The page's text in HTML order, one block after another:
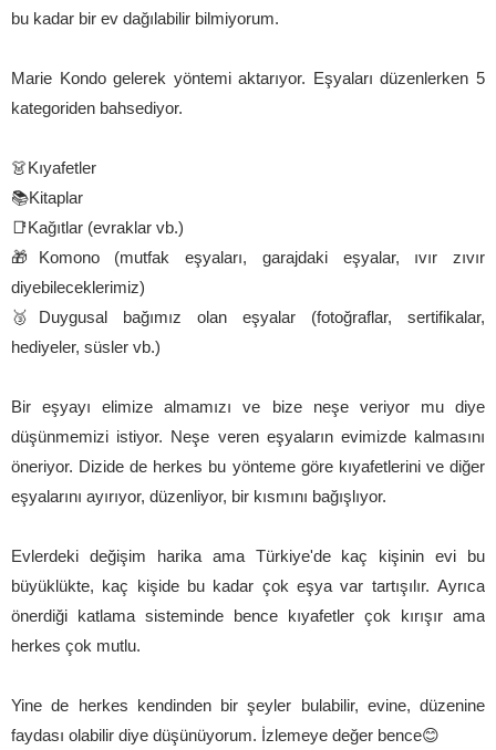
bu kadar bir ev dağılabilir bilmiyorum.
Marie Kondo gelerek yöntemi aktarıyor. Eşyaları düzenlerken 5
kategoriden bahsediyor.
👗Kıyafetler
📚Kitaplar
📑Kağıtlar (evraklar vb.)
🎁Komono (mutfak eşyaları, garajdaki eşyalar, ıvır zıvır
diyebileceklerimiz)
🥉Duygusal bağımız olan eşyalar (fotoğraflar, sertifikalar,
hediyeler, süsler vb.)
Bir eşyayı elimize almamızı ve bize neşe veriyor mu diye
düşünmemizi istiyor. Neşe veren eşyaların evimizde kalmasını
öneriyor. Dizide de herkes bu yönteme göre kıyafetlerini ve diğer
eşyalarını ayırıyor, düzenliyor, bir kısmını bağışlıyor.
Evlerdeki değişim harika ama Türkiye'de kaç kişinin evi bu
büyüklükte, kaç kişide bu kadar çok eşya var tartışılır. Ayrıca
önerdiği katlama sisteminde bence kıyafetler çok kırışır ama
herkes çok mutlu.
Yine de herkes kendinden bir şeyler bulabilir, evine, düzenine
faydası olabilir diye düşünüyorum. İzlemeye değer bence😊